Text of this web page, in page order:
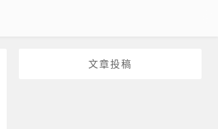
文章投稿